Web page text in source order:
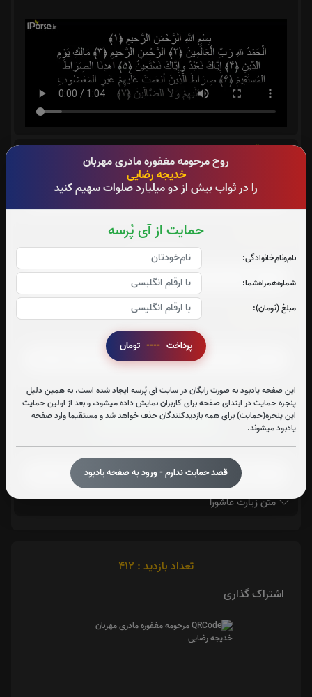
روح مرحومه مغفوره مادری مهربان
خدیجه رضایی
را در ثواب بیش از دو میلیارد صلوات سهیم کنید
حمایت از آی پُرسه
نام‌و‌نام‌خانوادگی:
شماره‌همراه‌شما:
مبلغ (تومان):
پرداخت ----
این صفحه یادبود به صورت رایگان در سایت آی پُرسه ایجاد شده است، به همین دلیل
پنجره حمایت در ابتدای صفحه برای کاربران نمایش داده میشود، و بعد از اولین حمایت
این پنجره(حمایت) برای همه بازدیدکنندگان حذف خواهد شد و مستقیما وارد صفحه
یادبود میشوند.
قصد حمایت ندارم - ورود به صفحه یادبود
سوره قدر:
صوت سوره قدر
صوت سوره ملک
آیت الکرسی:
زیارت عاشورا:1بار
قرائت زیارت عاشورا را تقبل میکنم
صوت زیارت عاشورا - فانی
متن زیارت عاشورا
تعداد بازدید : 412
اشتراک گذاری